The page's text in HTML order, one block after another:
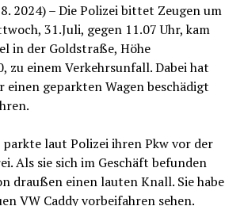
2024) – Die Polizei bittet Zeugen um
31.Juli, gegen 11.07 Uhr, kam
in der Goldstraße, Höhe
zu einem Verkehrsunfall. Dabei hat
einen geparkten Wagen beschädigt
parkte laut Polizei ihren Pkw vor der
Als sie sich im Geschäft befunden
draußen einen lauten Knall. Sie habe
VW Caddy vorbeifahren sehen.